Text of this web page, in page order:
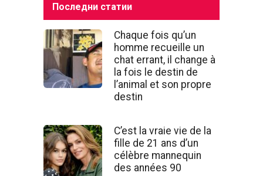
Последни статии
Chaque fois qu’un
homme recueille un
chat errant, il change à
la fois le destin de
l’animal et son propre
destin
C’est la vraie vie de la
fille de 21 ans d’un
célèbre mannequin
des années 90